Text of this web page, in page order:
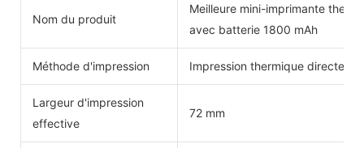
Nom du produit
Meilleure mini-imprimante
avec batterie 1800 mAh
Méthode d'impression Impression thermique directe
Largeur d'impression
effective
72 mm